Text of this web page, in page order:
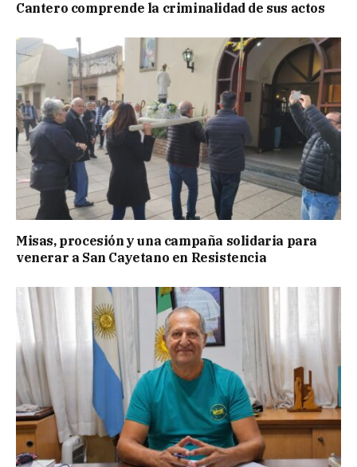
Cantero comprende la criminalidad de sus actos
Misas, procesión y una campaña solidaria para
venerar a San Cayetano en Resistencia